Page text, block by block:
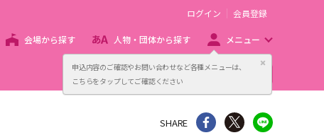
申込内容のご確認やお問い合わせなど各種メニューは、
こちらをタップしてご確認ください
閉じる
ログイン 会員登録
会場から探す 人物・団体から探す メニュー
主催者向け販売サービス
SHARE シェア Twitter